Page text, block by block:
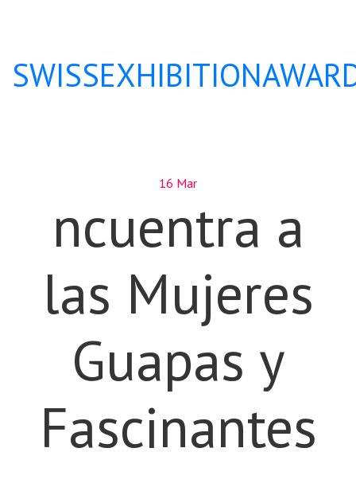
16 Mar
ncuentra a
las Mujeres
Guapas y
Fascinantes